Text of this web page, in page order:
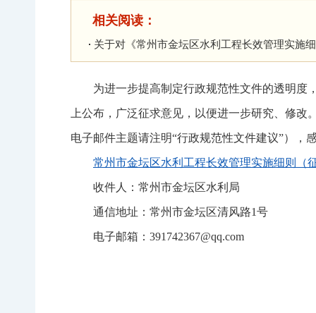
相关阅读：
关于对《常州市金坛区水利工程长效管理实施
为进一步提高制定行政规范性文件的透明度
上公布，广泛征求意见，以便进一步研究、修
电子邮件主题请注明“行政规范性文件建议”），
常州市金坛区水利工程长效管理实施细则（
收件人：常州市金坛区水利局
通信地址：常州市金坛区清风路1号
电子邮箱：391742367@qq.com